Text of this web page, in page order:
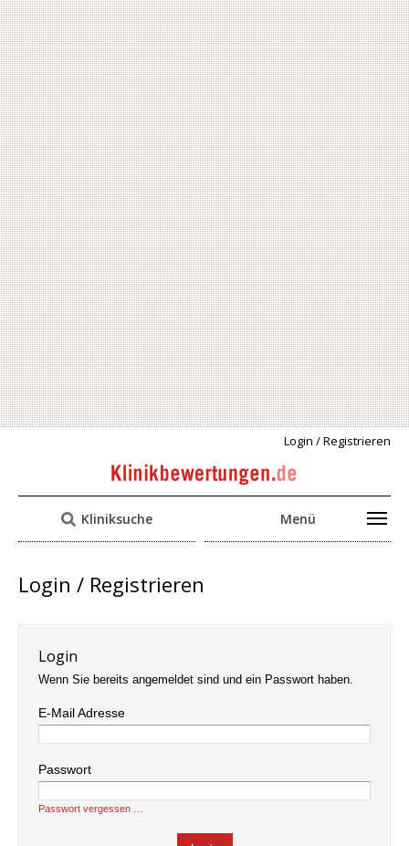
Login / Registrieren
Kliniksuche Menü
Login / Registrieren
Login
Wenn Sie bereits angemeldet sind und ein Passwort haben.
E-Mail Adresse
Passwort
Passwort vergessen …